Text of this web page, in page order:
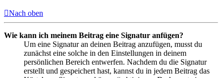
Nach oben
Wie kann ich meinem Beitrag eine Signatur anfügen?
Um eine Signatur an deinen Beitrag anzufügen, musst du
zunächst eine solche in den Einstellungen in deinem
persönlichen Bereich entwerfen. Nachdem du die Signatur
erstellt und gespeichert hast, kannst du in jedem Beitrag das